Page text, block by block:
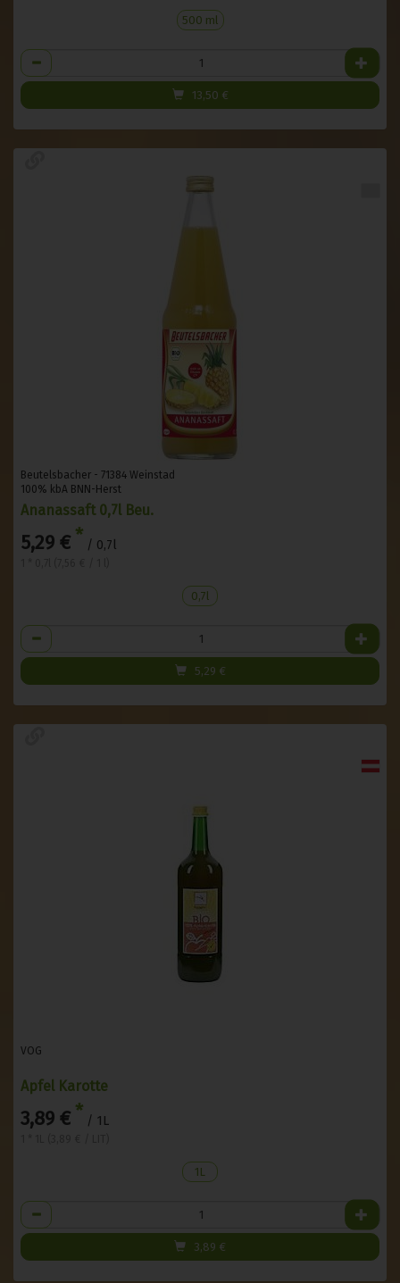
500 ml
Anzahl
13,50 €
Beutelsbacher - 71384 Weinstad
100% kbA BNN-Herst
Ananassaft 0,7l Beu.
5,29 € * / 0,7l
0,7l
Anzahl
5,29 €
VOG
Apfel Karotte
3,89 € * / 1L
1L
Anzahl
3,89 €